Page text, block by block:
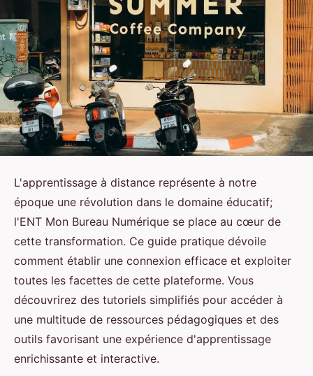
L'apprentissage à distance représente à notre
époque une révolution dans le domaine éducatif;
l'ENT Mon Bureau Numérique se place au cœur de
cette transformation. Ce guide pratique dévoile
comment établir une connexion efficace et exploiter
toutes les facettes de cette plateforme. Vous
découvrirez des tutoriels simplifiés pour accéder à
une multitude de ressources pédagogiques et des
outils favorisant une expérience d'apprentissage
enrichissante et interactive.